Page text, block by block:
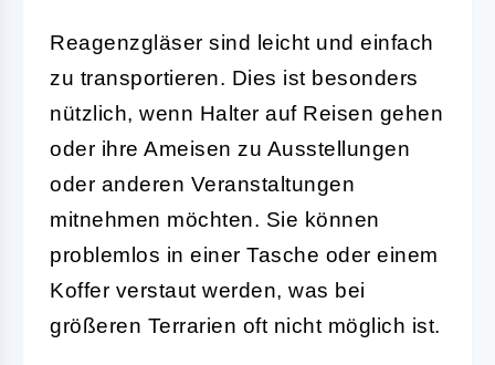
Reagenzgläser sind leicht und einfach
zu transportieren. Dies ist besonders
nützlich, wenn Halter auf Reisen gehen
oder ihre Ameisen zu Ausstellungen
oder anderen Veranstaltungen
mitnehmen möchten. Sie können
problemlos in einer Tasche oder einem
Koffer verstaut werden, was bei
größeren Terrarien oft nicht möglich ist.